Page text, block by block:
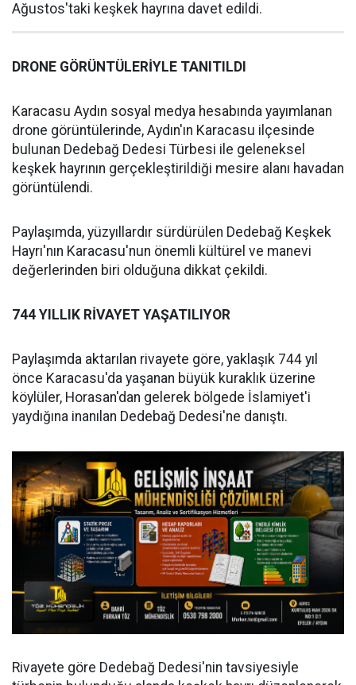
Ağustos'taki keşkek hayrına davet edildi.
DRONE GÖRÜNTÜLERİYLE TANITILDI
Karacasu Aydın sosyal medya hesabında yayımlanan
drone görüntülerinde, Aydın'ın Karacasu ilçesinde
bulunan Dedebağ Dedesi Türbesi ile geleneksel
keşkek hayrının gerçekleştirildiği mesire alanı havadan
görüntülendi.
Paylaşımda, yüzyıllardır sürdürülen Dedebağ Keşkek
Hayrı'nın Karacasu'nun önemli kültürel ve manevi
değerlerinden biri olduğuna dikkat çekildi.
744 YILLIK RİVAYET YAŞATILIYOR
Paylaşımda aktarılan rivayete göre, yaklaşık 744 yıl
önce Karacasu'da yaşanan büyük kuraklık üzerine
köylüler, Horasan'dan gelerek bölgede İslamiyet'i
yaydığına inanılan Dedebağ Dedesi'ne danıştı.
Rivayete göre Dedebağ Dedesi'nin tavsiyesiyle